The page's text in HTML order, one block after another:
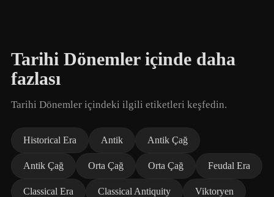
Tarihi Dönemler içinde daha
fazlası
Tarihi Dönemler içindeki ilgili etiketleri keşfedin.
Historical Era Antik Antik Çağ
Antik Çağ Orta Çağ Orta Çağ Feudal Era
Classical Era Classical Antiquity Viktoryen